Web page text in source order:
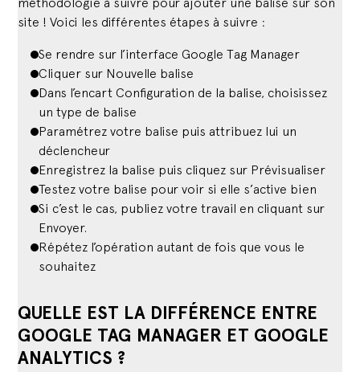
site ! Voici les différentes étapes à suivre :
Se rendre sur l’interface Google Tag Manager
Cliquer sur Nouvelle balise
Dans l’encart Configuration de la balise, choisissez
un type de balise
Paramétrez votre balise puis attribuez lui un
déclencheur
Enregistrez la balise puis cliquez sur Prévisualiser
Testez votre balise pour voir si elle s’active bien
Si c’est le cas, publiez votre travail en cliquant sur
Envoyer.
Répétez l’opération autant de fois que vous le
souhaitez
QUELLE EST LA DIFFÉRENCE ENTRE
GOOGLE TAG MANAGER ET GOOGLE
ANALYTICS ?